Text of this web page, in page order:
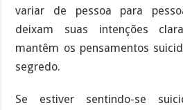
variar de pessoa para
deixam suas intenções
mantêm os pensamentos
segredo.
Se estiver sentindo-se